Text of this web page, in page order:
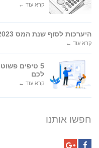
קרא עוד ←
היערכות לסוף שנת המס 2023 – מבצע חרבות ברזל
קרא עוד ←
5 טיפים
לכם
קרא עוד ←
חפשו אותנו